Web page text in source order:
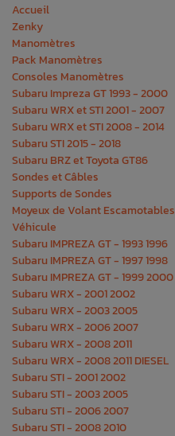
Accueil
Zenky
Manomètres
Pack Manomètres
Consoles Manomètres
Subaru Impreza GT 1993 - 2000
Subaru WRX et STI 2001 - 2007
Subaru WRX et STI 2008 - 2014
Subaru STI 2015 - 2018
Subaru BRZ et Toyota GT86
Sondes et Câbles
Supports de Sondes
Moyeux de Volant Escamotables
Véhicule
Subaru IMPREZA GT - 1993 1996
Subaru IMPREZA GT - 1997 1998
Subaru IMPREZA GT - 1999 2000
Subaru WRX - 2001 2002
Subaru WRX - 2003 2005
Subaru WRX - 2006 2007
Subaru WRX - 2008 2011
Subaru WRX - 2008 2011 DIESEL
Subaru STI - 2001 2002
Subaru STI - 2003 2005
Subaru STI - 2006 2007
Subaru STI - 2008 2010